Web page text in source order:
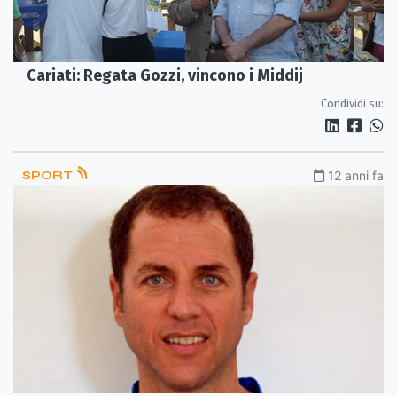
Cariati: Regata Gozzi, vincono i Middij
Condividi su:
SPORT 12 anni fa